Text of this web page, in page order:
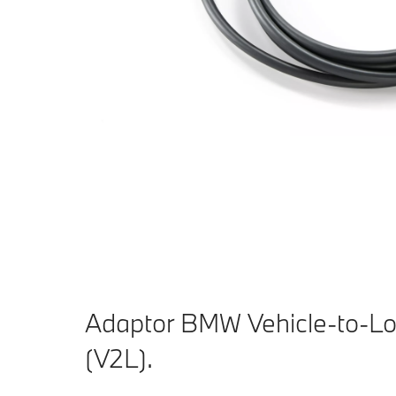
Adaptor BMW Vehicle-to-
(V2L).